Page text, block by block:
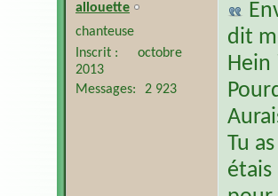
allouette
chanteuse
Inscrit
octobre
2013
Messages
2 923
dit
Hein
Tu
étais